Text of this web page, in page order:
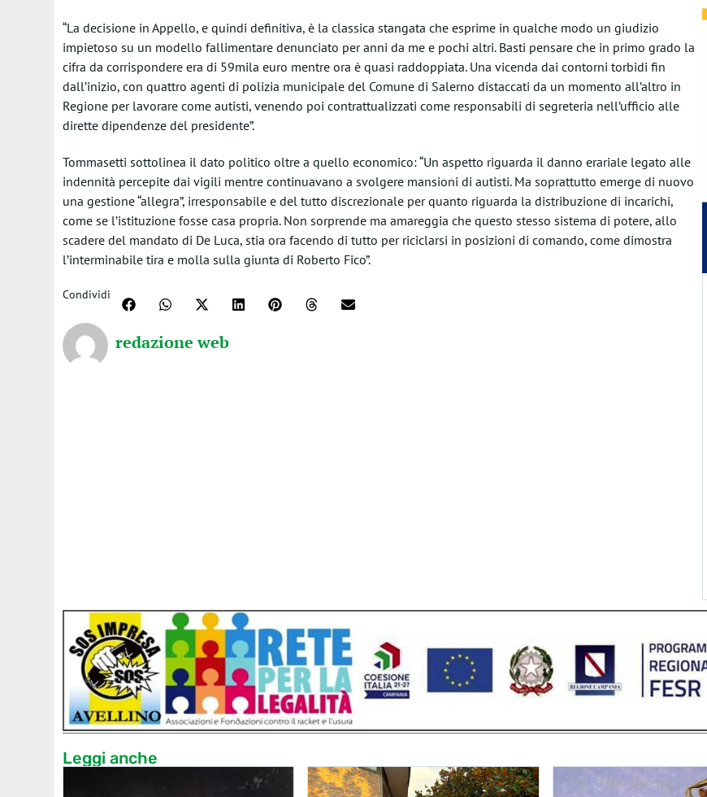
“La decisione in Appello, e quindi definitiva, è la classica stangata che esprime in qualche modo un giudizio
impietoso su un modello fallimentare denunciato per anni da me e pochi altri. Basti pensare che in primo grado la
cifra da corrispondere era di 59mila euro mentre ora è quasi raddoppiata. Una vicenda dai contorni torbidi fin
dall’inizio, con quattro agenti di polizia municipale del Comune di Salerno distaccati da un momento all’altro in
Regione per lavorare come autisti, venendo poi contrattualizzati come responsabili di segreteria nell’ufficio alle
dirette dipendenze del presidente”.
Tommasetti sottolinea il dato politico oltre a quello economico: “Un aspetto riguarda il danno erariale legato alle
indennità percepite dai vigili mentre continuavano a svolgere mansioni di autisti. Ma soprattutto emerge di nuovo
una gestione “allegra”, irresponsabile e del tutto discrezionale per quanto riguarda la distribuzione di incarichi,
come se l’istituzione fosse casa propria. Non sorprende ma amareggia che questo stesso sistema di potere, allo
scadere del mandato di De Luca, stia ora facendo di tutto per riciclarsi in posizioni di comando, come dimostra
l’interminabile tira e molla sulla giunta di Roberto Fico”.
Condividi
redazione web
Leggi anche